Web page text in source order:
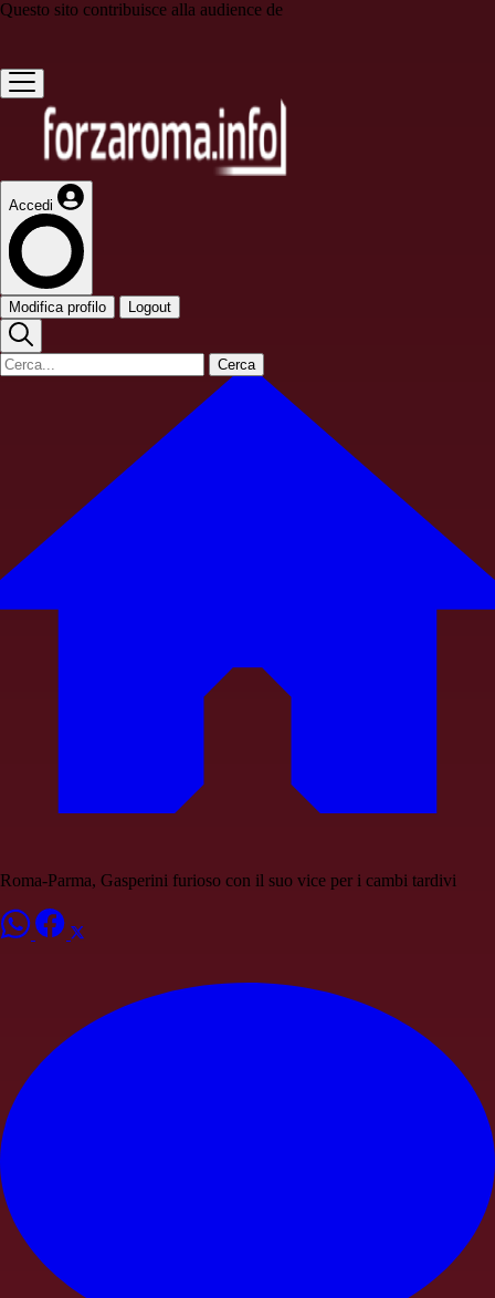
Questo sito contribuisce alla audience de
Accedi
Modifica profilo Logout
Cerca
Roma-Parma, Gasperini furioso con il suo vice per i cambi tardivi